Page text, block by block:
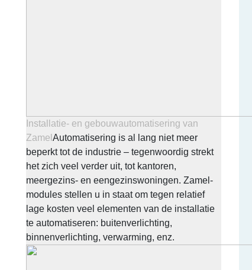
Installatie- en gebouwautomatisering van
Zamel Automatisering is al lang niet meer
beperkt tot de industrie – tegenwoordig strekt
het zich veel verder uit, tot kantoren,
meergezins- en eengezinswoningen. Zamel-
modules stellen u in staat om tegen relatief
lage kosten veel elementen van de installatie
te automatiseren: buitenverlichting,
binnenverlichting, verwarming, enz.